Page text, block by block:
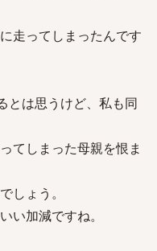
走ってしまったんです
とは思うけど、私も同
てしまった母親を恨ま
しょう。
い加減ですね。